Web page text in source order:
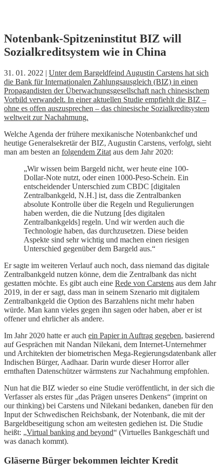
Skip
to
content
Notenbank-Spitzeninstitut BIZ will
Sozialkreditsystem wie in China
31. 01. 2022 | Unter dem Bargeldfeind Augustin Carstens hat sich
die Bank für Internationalen Zahlungsausgleich (BIZ) in einen
Propagandisten der Überwachungsgesellschaft nach chinesischem
Vorbild verwandelt. In einer aktuellen Studie empfiehlt die BIZ –
ohne es offen auszusprechen – das chinesische Sozialkreditsystem
weltweit zur Nachahmung.
Welche Agenda der frühere mexikanische Notenbankchef und
heutige Generalsekretär der BIZ, Augustin Carstens, verfolgt, sieht
man am besten an folgendem Zitat aus dem Jahr 2020:
„Wir wissen beim Bargeld nicht, wer heute eine 100-
Dollar-Note nutzt, oder einen 1000-Peso-Schein. Ein
entscheidender Unterschied zum CBDC [digitalen
Zentralbankgeld, N.H.] ist, dass die Zentralbanken
absolute Kontrolle über die Regeln und Regulierungen
haben werden, die die Nutzung [des digitalen
Zentralbankgelds] regeln. Und wir werden auch die
Technologie haben, das durchzusetzen. Diese beiden
Aspekte sind sehr wichtig und machen einen riesigen
Unterschied gegenüber dem Bargeld aus.“
Er sagte im weiteren Verlauf auch noch, dass niemand das digitale
Zentralbankgeld nutzen könne, dem die Zentralbank das nicht
gestatten möchte. Es gibt auch eine Rede von Carstens aus dem Jahr
2019, in der er sagt, dass man in seinem Szenario mit digitalem
Zentralbankgeld die Option des Barzahlens nicht mehr haben
würde. Man kann vieles gegen ihn sagen oder haben, aber er ist
offener und ehrlicher als andere.
Im Jahr 2020 hatte er auch ein Papier in Auftrag gegeben, basierend
auf Gesprächen mit Nandan Nilekani, dem Internet-Unternehmer
und Architekten der biometrischen Mega-Regierungsdatenbank aller
Indischen Bürger, Aadhaar. Darin wurde dieser Horror aller
ernthaften Datenschützer wärmstens zur Nachahmung empfohlen.
Nun hat die BIZ wieder so eine Studie veröffentlicht, in der sich die
Verfasser als erstes für „das Prägen unseres Denkens“ (imprint on
our thinking) bei Carstens und Nilekani bedanken, daneben für den
Input der Schwedischen Reichsbank, der Notenbank, die mit der
Bargeldbeseitigung schon am weitesten gediehen ist. Die Studie
heißt: „Virtual banking and beyond“ (Virtuelles Bankgeschäft und
was danach kommt).
Gläserne Bürger bekommen leichter Kredit